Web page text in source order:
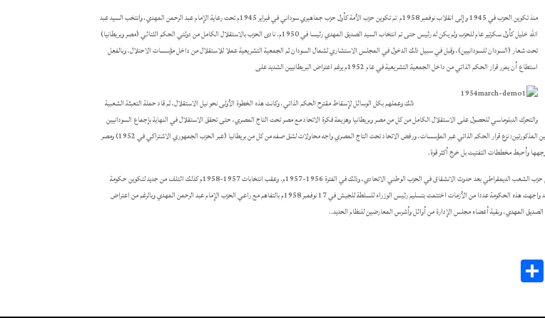
منذ تكوين الحزب في 1945 وإلى انقلاب نوفمبر 1958م تم تكوين حزب الأمة كأول حزب جماهيري سوداني في فبراير 1945م تحت رعاية الإمام عبد الرحمن المهدي، وانتخب السيد عبد
الله خليل كأول سكرتير عام للحزب ولم يكن له رئيس حتى تم انتخاب السيد الصديق المهدي رئيسا في 1950م. نادى الحزب بالاستقلال الكامل من دولتي الحكم الثنائي (مصر وبريطانيا)
تحت شعار (السودان للسودانيين)، وقبل في سبيل ذلك الدخول في المجلس الاستشاري لشمال السودان ثم الجمعية التشريعية عملا للاستقلال من داخل مؤسسات الاحتلال، وبالفعل
استطاع أن يمرر قرار الحكم الذاتي من داخل الجمعية التشريعية في عام 1952م يرغم اعتراض البريطانيين الشديد على
ذلك وعملهم بكل الوسائل لإسقاط مقترح الحكم الذاتي، وكانت هذه الخطوة الأولى نحو نيل الاستقلال، ثم قاد حملة التعبئة الشعبية
والتحرك الدبلوماسي للحصول على الاستقلال الكامل من كل من مصر وبريطانيا وهزيمة فكرة الاتحاد مع مصر تحت التاج المصري، حتى تحقق الاستقلال في النهاية بإجماع السودانيين
وأعلن رسميا في مطلع يناير 1956، وفي الخطوتين المذكورتين: نزع قرار الحكم الذاتي عبر المؤسسات، ورفض الاتحاد تحت التاج المصري واجه محاولات لشق صفه من كل من بريطانيا (عبر الحزب الجمهوري الاشتراكي في 1952) ومصر
بعد الاستقلال اشترك الحزب في الحكم مؤتلفا مع حزب الشعب الديمقراطي بعد حدوث الانشقاق في الحزب الوطني الاتحادي، وذلك في الفترة 1956-1957م. وعقب انتخابات 1957-1958م كذلك ائتلف من جديد لتكوين حكومة
برئاسة سكرتير عام الحزب السيد عبد الله خليل. وقد واجهت هذه الحكومة عددا من الأزمات اختتمت بتسليم رئيس الوزراء للسلطة للجيش في 17 نوفمبر 1958م بالتفاهم مع راعي الحزب الإمام عبد الرحمن المهدي وبالرغم من اعتراض
المهدي، وبقية أعضاء مجلس الإدارة من أوائل وأشرس المعارضين للنظام الحديد..
Share